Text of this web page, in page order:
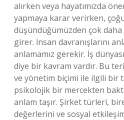
alırken veya hayatımızda
yapmaya karar verirken,
düşündüğümüzden çok
girer. İnsan davranışlarını
anlamamız gerekir. İş
diye bir kavram vardır. Bu
ve yönetim biçimi ile ilgili bir
psikolojik bir mercekten
anlam taşır. Şirket türleri,
değerlerini ve sosyal